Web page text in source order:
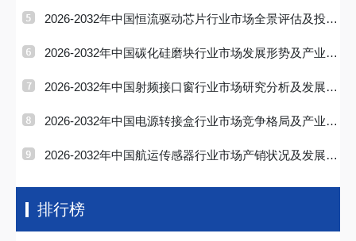
趋势研判报
2026-2032年中国恒流驱动芯片行业市场全景评估及投资
战略研判报
2026-2032年中国碳化硅磨块行业市场发展形势及产业趋
势研判报告
2026-2032年中国射频接口窗行业市场研究分析及发展前
景研判报告
2026-2032年中国电源转接盒行业市场竞争格局及产业前
景研判报告
2026-2032年中国航运传感器行业市场产销状况及发展战
排行榜